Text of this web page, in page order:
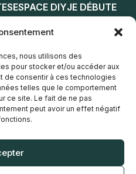
nous utilisons des
pour stocker et/ou accéder aux
de consentir à ces technologies
telles que le comportement
ce site. Le fait de ne pas
peut avoir un effet négatif
ESPACE DIYJE DÉBUTE